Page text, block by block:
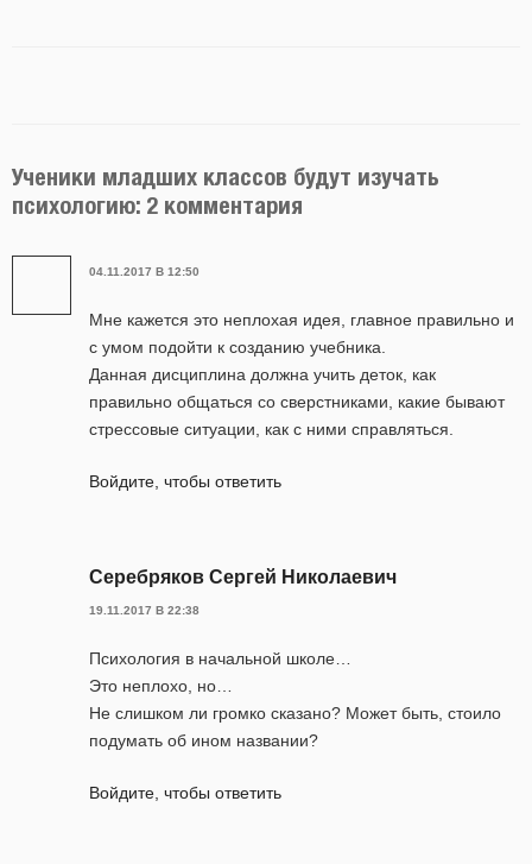
Ученики младших классов будут изучать
психологию: 2 комментария
04.11.2017 В 12:50
Мне кажется это неплохая идея, главное правильно и
с умом подойти к созданию учебника.
Данная дисциплина должна учить деток, как
правильно общаться со сверстниками, какие бывают
стрессовые ситуации, как с ними справляться.
Войдите, чтобы ответить
Серебряков Сергей Николаевич
19.11.2017 В 22:38
Психология в начальной школе…
Это неплохо, но…
Не слишком ли громко сказано? Может быть, стоило
подумать об ином названии?
Войдите, чтобы ответить